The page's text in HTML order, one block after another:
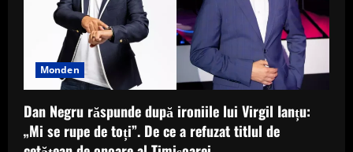
Monden
Dan Negru răspunde după ironiile lui Virgil Ianțu:
„Mi se rupe de toți”. De ce a refuzat titlul de